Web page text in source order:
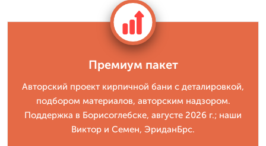
Премиум пакет
Авторский проект кирпичной бани с деталировкой,
подбором материалов, авторским надзором.
Поддержка в Борисоглебске, августе 2026 г.; наши
Виктор и Семен, ЭриданБрс.